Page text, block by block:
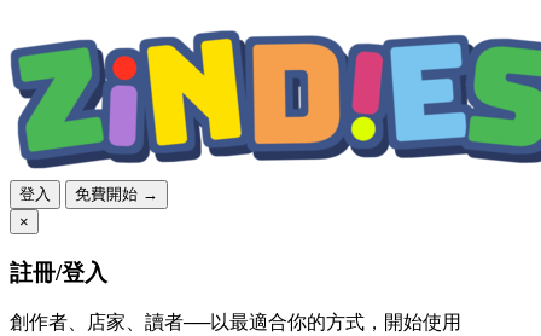
登入
免費開始 →
×
註冊/登入
創作者、店家、讀者──以最適合你的方式，開始使用